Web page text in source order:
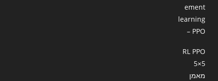
ement
learning
– PPO
RL PPO
5×5
מאמן